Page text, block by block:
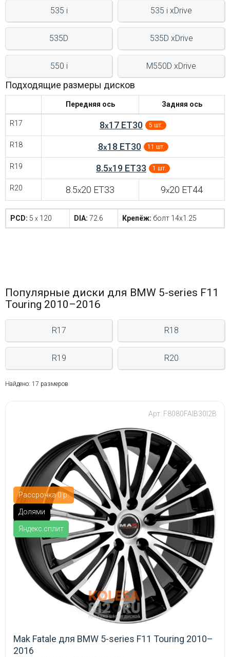
535 i 535 i xDrive
535D 535D xDrive
550 i M550D xDrive
Подходящие размеры дисков
Передняя ось Задняя ось
R17 8x17 ET30 5 шт.
R18 8x18 ET30 11 шт.
R19 8.5x19 ET33 1 шт.
R20 8.5x20 ET33 9x20 ET44
PCD: 5 x 120 DIA: 72.6 Крепёж: болт 14x1.25
Популярные диски для BMW 5-series F11
Touring 2010–2016
R17 R18
R19 R20
Найдено: 17 размеров
Рассрочка 0 р.
Долями
Яндекс.сплит
Арт: F8080FAIB30I2B
Mak Fatale для BMW 5-series F11 Touring 2010–
2016